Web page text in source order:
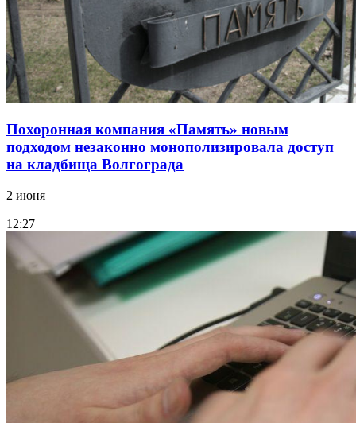
Похоронная компания «Память» новым
подходом незаконно монополизировала доступ
на кладбища Волгограда
2 июня
12:27